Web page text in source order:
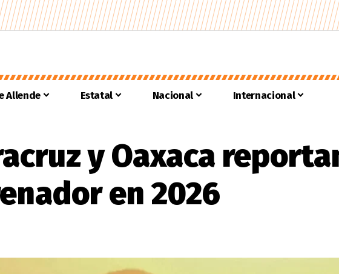
Allende Estatal Nacional Internacional
y Oaxaca
en 2026